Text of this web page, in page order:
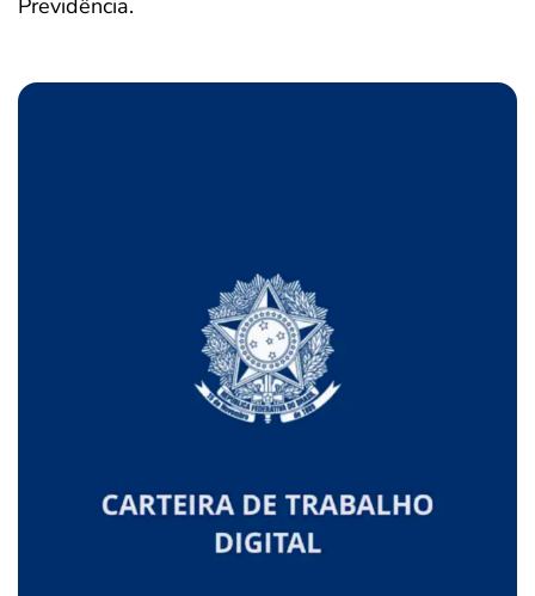
Previdência.